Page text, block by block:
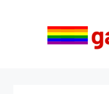
contenido